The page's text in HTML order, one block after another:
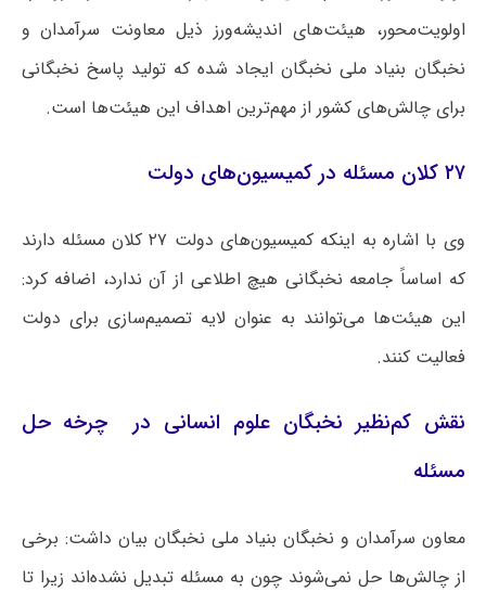
اولویت‌محور، هیئت‌های اندیشه‌ورز ذیل معاونت سرآمدان و
نخبگان بنیاد ملی نخبگان ایجاد شده که تولید پاسخ نخبگانی
برای چالش‌های کشور از مهم‌ترین اهداف این هیئت‌ها است.
۲۷ کلان مسئله در کمیسیون‌های دولت
وی با اشاره به اینکه کمیسیون‌های دولت ۲۷ کلان مسئله دارند
که اساساً جامعه نخبگانی هیچ اطلاعی از آن ندارد، اضافه کرد:
این هیئت‌ها می‌توانند به عنوان لایه تصمیم‌سازی برای دولت
فعالیت کنند.
نقش کم‌نظیر نخبگان علوم انسانی در چرخه حل
مسئله
معاون سرآمدان و نخبگان بنیاد ملی نخبگان بیان داشت: برخی
از چالش‌ها حل نمی‌شوند چون به مسئله تبدیل نشده‌اند زیرا تا